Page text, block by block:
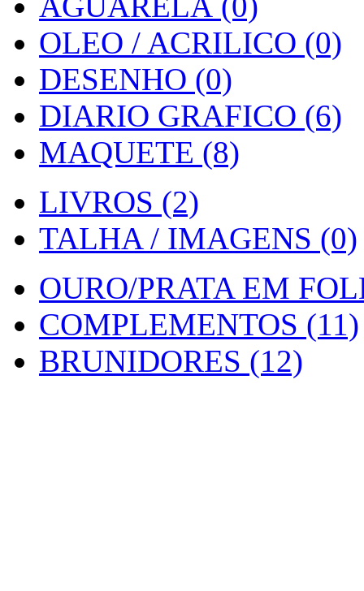
OLEO / ACRILICO (0)
DESENHO (0)
DIARIO GRAFICO (6)
MAQUETE (8)
LIVROS (2)
TALHA / IMAGENS (0)
OURO/PRATA EM
COMPLEMENTOS (11)
BRUNIDORES (12)